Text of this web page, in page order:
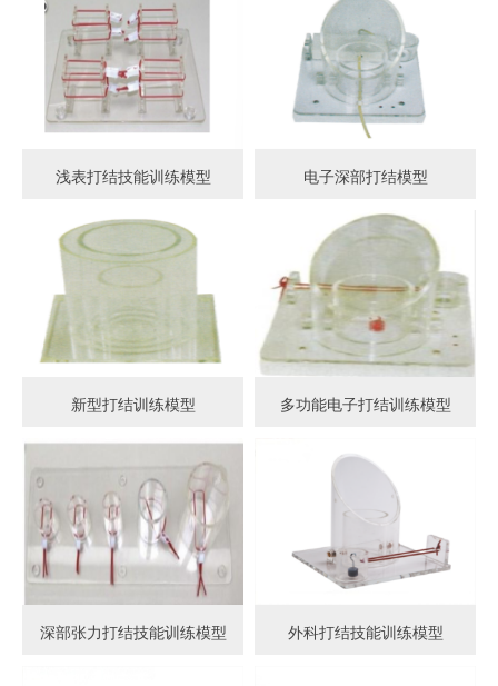
浅表打结技能训练模型 电子深部打结模型
新型打结训练模型 多功能电子打结训练模型
深部张力打结技能训练模型 外科打结技能训练模型